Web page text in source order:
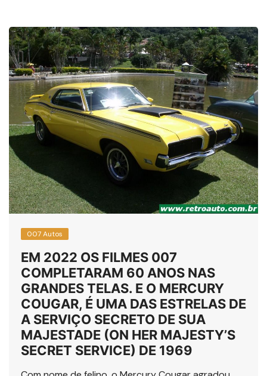
007 Autos
EM 2022 OS FILMES 007
COMPLETARAM 60 ANOS NAS
GRANDES TELAS. E O MERCURY
COUGAR, É UMA DAS ESTRELAS DE
A SERVIÇO SECRETO DE SUA
MAJESTADE (ON HER MAJESTY’S
SECRET SERVICE) DE 1969